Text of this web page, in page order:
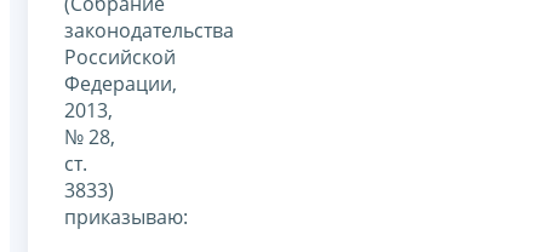
законодательства
Российской
Федерации,
2013,
№ 28,
ст.
3833)
приказываю: